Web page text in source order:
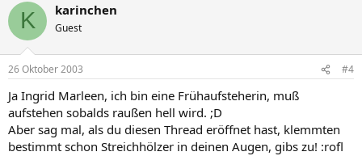
K karinchen
Guest
26 Oktober 2003 #4
Ja Ingrid Marleen, ich bin eine Frühaufsteherin, muß
aufstehen sobalds raußen hell wird. ;D
Aber sag mal, als du diesen Thread eröffnet hast, klemmten
bestimmt schon Streichhölzer in deinen Augen, gibs zu! :rofl